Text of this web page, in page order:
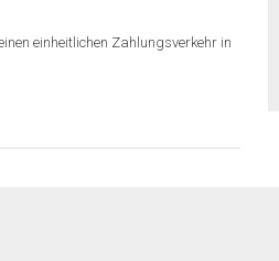
einheitlichen Zahlungsverkehr in